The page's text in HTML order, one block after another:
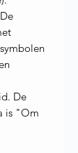
De
De
is "Om